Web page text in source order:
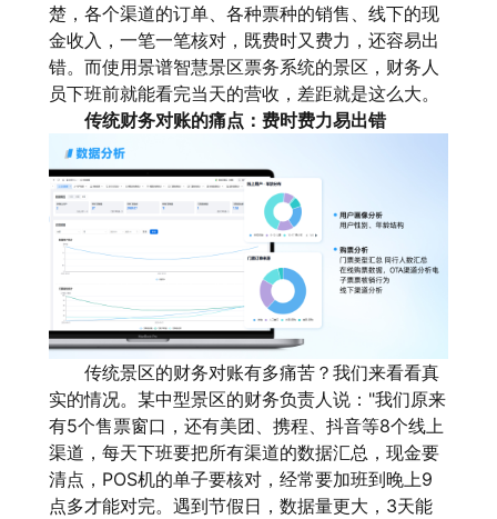
楚，各个渠道的订单、各种票种的销售、线下的现
金收入，一笔一笔核对，既费时又费力，还容易出
错。而使用景谱智慧景区票务系统的景区，财务人
员下班前就能看完当天的营收，差距就是这么大。
传统财务对账的痛点：费时费力易出错
传统景区的财务对账有多痛苦？我们来看看真
实的情况。某中型景区的财务负责人说："我们原来
有5个售票窗口，还有美团、携程、抖音等8个线上
渠道，每天下班要把所有渠道的数据汇总，现金要
清点，POS机的单子要核对，经常要加班到晚上9
点多才能对完。遇到节假日，数据量更大，3天能